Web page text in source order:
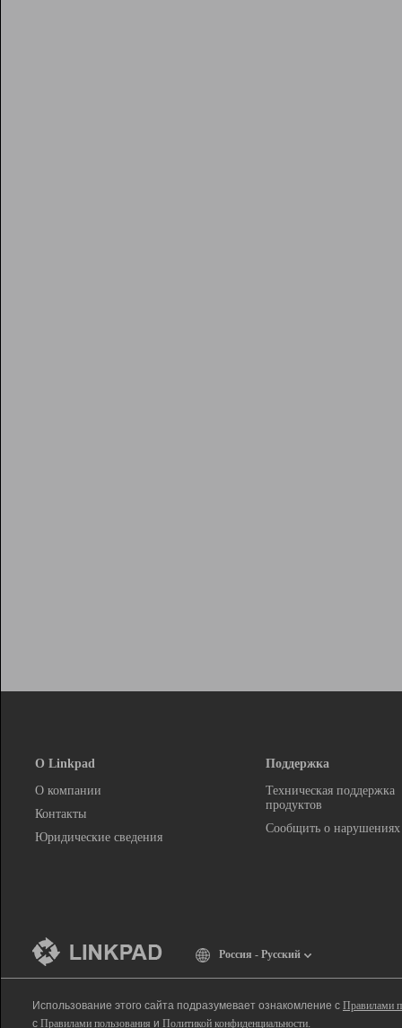
О Linkpad
О компании
Контакты
Юридические сведения
Поддержка
Техническая поддержка
продуктов
Сообщить о нарушениях
Россия - Русский
Использование этого сайта подразумевает ознакомление с Правилами
с Правилами пользования и Политикой конфиденциальности.